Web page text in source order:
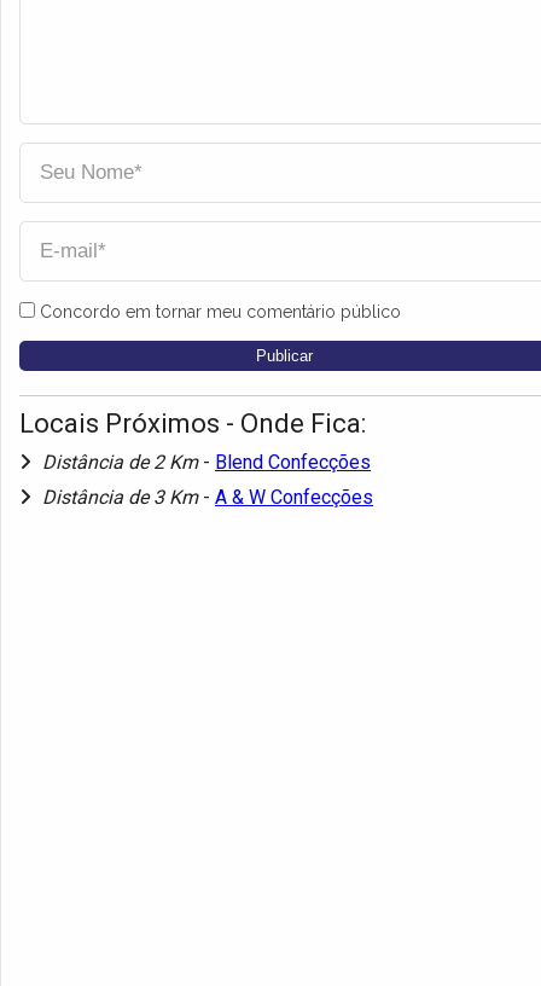
Concordo em tornar meu comentário público
Locais Próximos - Onde Fica:
Distância de 2 Km - Blend Confecções
Distância de 3 Km - A & W Confecções